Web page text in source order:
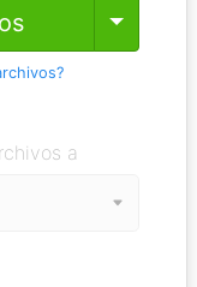
Toggle
a